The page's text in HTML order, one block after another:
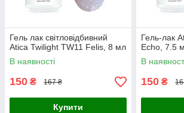
Гель лак світловідбивний
Atica Twilight TW11 Felis, 8 мл
В наявності
150 ₴ 167 ₴
Купити
Гель-лак
Echo, 7.5
В
150 ₴